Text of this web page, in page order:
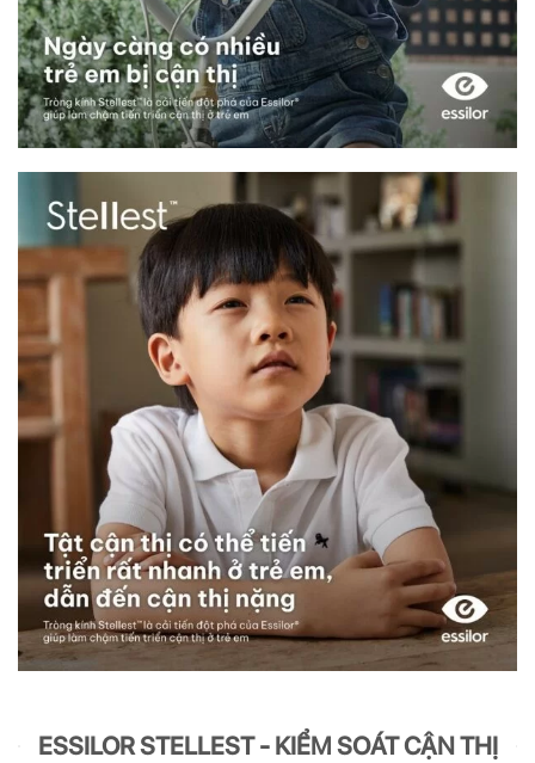
ESSILOR STELLEST - KIỂM SOÁT CẬN THỊ